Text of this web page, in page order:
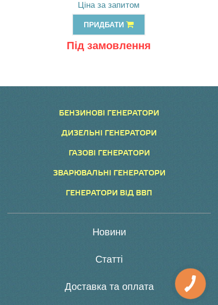
Ціна за запитом
ПРИДБАТИ
Під замовлення
БЕНЗИНОВІ ГЕНЕРАТОРИ
ДИЗЕЛЬНІ ГЕНЕРАТОРИ
ГАЗОВІ ГЕНЕРАТОРИ
ЗВАРЮВАЛЬНІ ГЕНЕРАТОРИ
ГЕНЕРАТОРИ ВІД ВВП
Новини
Статті
Доставка та оплата